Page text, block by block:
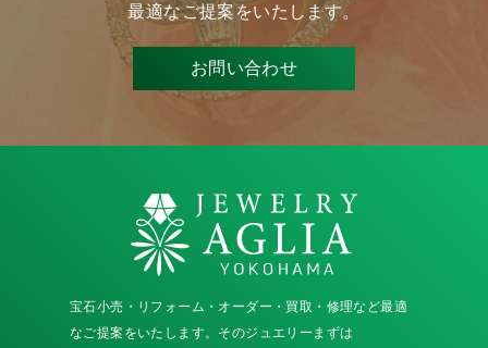
最適なご提案をいたします。
お問い合わせ
宝石小売・リフォーム・オーダー・買取・修理など最適
なご提案をいたします。そのジュエリーまずは